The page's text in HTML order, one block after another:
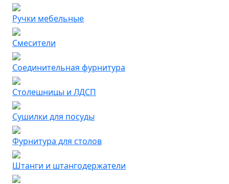
Ручки мебельные
Смесители
Соединительная фурнитура
Столешницы и ЛДСП
Сушилки для посуды
Фурнитура для столов
Штанги и штангодержатели